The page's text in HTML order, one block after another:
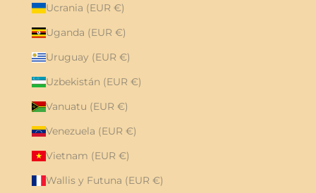
Ucrania (EUR €)
Uganda (EUR €)
Uruguay (EUR €)
Uzbekistán (EUR €)
Vanuatu (EUR €)
Venezuela (EUR €)
Vietnam (EUR €)
Wallis y Futuna (EUR €)